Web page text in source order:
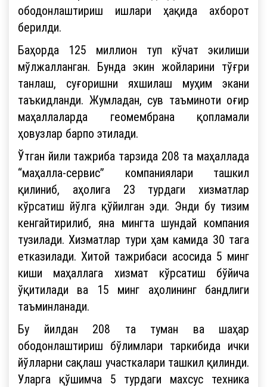
ободонлаштириш ишлари ҳақида ахборот
берилди.
Баҳорда 125 миллион туп кўчат экилиши
мўлжалланган. Бунда экин жойларини тўғри
танлаш, суғоришни яхшилаш муҳим экани
таъкидланди. Жумладан, сув таъминоти оғир
маҳаллаларда геомембрана қопламали
ҳовузлар барпо этилади.
Ўтган йили тажриба тарзида 208 та маҳаллада
“маҳалла-сервис” компаниялари ташкил
қилиниб, аҳолига 23 турдаги хизматлар
кўрсатиш йўлга қўйилган эди. Энди бу тизим
кенгайтирилиб, яна мингта шундай компания
тузилади. Хизматлар тури ҳам камида 30 тага
етказилади. Хитой тажрибаси асосида 5 минг
киши маҳаллага хизмат кўрсатиш бўйича
ўқитилади ва 15 минг аҳолининг бандлиги
таъминланади.
Бу йилдан 208 та туман ва шаҳар
ободонлаштириш бўлимлари таркибида ички
йўлларни сақлаш участкалари ташкил қилинди.
Уларга қўшимча 5 турдаги махсус техника